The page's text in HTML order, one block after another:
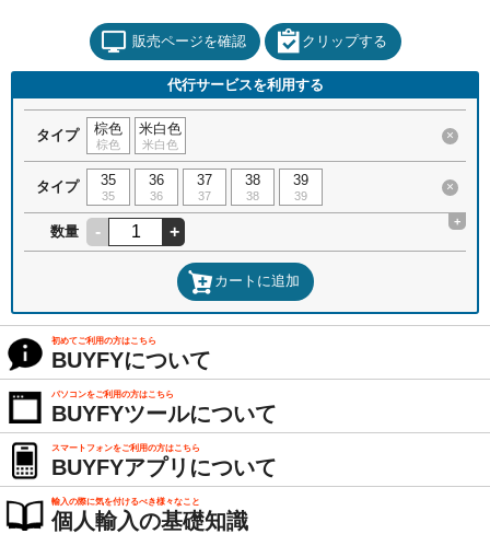
販売ページを確認 クリップする
代行サービスを利用する
タイプ 棕色
棕色
米白色
米白色
×
タイプ 35
35
36
36
37
37
38
38
39
39
×
数量 - +
+
カートに追加
初めてご利用の方はこちら
BUYFYについて
パソコンをご利用の方はこちら
BUYFYツールについて
スマートフォンをご利用の方はこちら
BUYFYアプリについて
輸入の際に気を付けるべき様々なこと
個人輸入の基礎知識